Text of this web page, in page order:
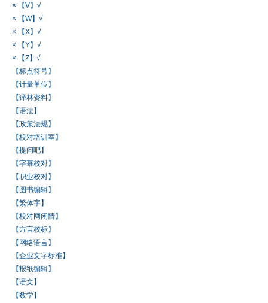
× 【V】√
× 【W】√
× 【X】√
× 【Y】√
× 【Z】√
【标点符号】
【计量单位】
【译林资料】
【语法】
【政策法规】
【校对培训室】
【提问吧】
【字幕校对】
【职业校对】
【图书编辑】
【繁体字】
【校对网闲情】
【方言校标】
【网络语言】
【企业文字标准】
【报纸编辑】
【语文】
【数学】